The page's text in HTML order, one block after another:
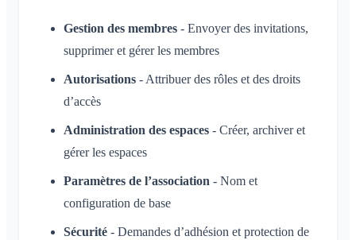
Navigateurs pris en charge
Commentaires
Cas d'usage
FAQ
Gestion des membres - Envoyer des invitations,
supprimer et gérer les membres
Autorisations - Attribuer des rôles et des droits
d’accès
Administration des espaces - Créer, archiver et
gérer les espaces
Paramètres de l’association - Nom et
configuration de base
Sécurité - Demandes d’adhésion et protection de